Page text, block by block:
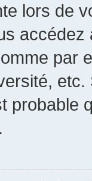
lors de
accédez
par
probable